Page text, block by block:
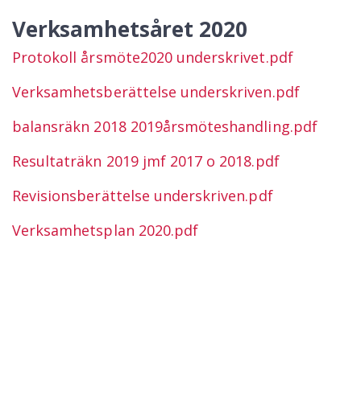
Verksamhetsåret 2020
Protokoll årsmöte2020 underskrivet.pdf
Verksamhetsberättelse underskriven.pdf
balansräkn 2018 2019årsmöteshandling.pdf
Resultaträkn 2019 jmf 2017 o 2018.pdf
Revisionsberättelse underskriven.pdf
Verksamhetsplan 2020.pdf